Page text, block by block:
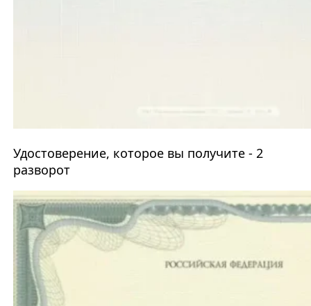
Удостоверение, которое вы получите - 2
разворот